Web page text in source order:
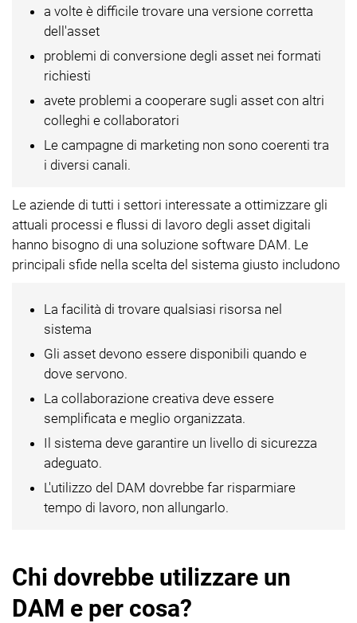
a volte è difficile trovare una versione corretta
dell'asset
problemi di conversione degli asset nei formati
richiesti
avete problemi a cooperare sugli asset con altri
colleghi e collaboratori
Le campagne di marketing non sono coerenti tra
i diversi canali.
Le aziende di tutti i settori interessate a ottimizzare gli
attuali processi e flussi di lavoro degli asset digitali
hanno bisogno di una soluzione software DAM. Le
principali sfide nella scelta del sistema giusto includono
La facilità di trovare qualsiasi risorsa nel
sistema
Gli asset devono essere disponibili quando e
dove servono.
La collaborazione creativa deve essere
semplificata e meglio organizzata.
Il sistema deve garantire un livello di sicurezza
adeguato.
L'utilizzo del DAM dovrebbe far risparmiare
tempo di lavoro, non allungarlo.
Chi dovrebbe utilizzare un
DAM e per cosa?